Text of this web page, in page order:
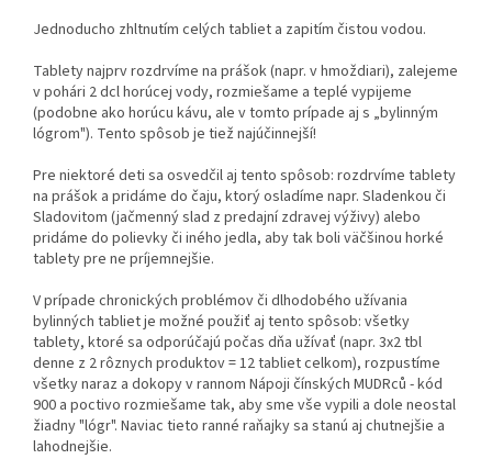
Jednoducho zhltnutím celých tabliet a zapitím čistou vodou.
Tablety najprv rozdrvíme na prášok (napr. v hmoždiari), zalejeme
v pohári 2 dcl horúcej vody, rozmiešame a teplé vypijeme
(podobne ako horúcu kávu, ale v tomto prípade aj s „bylinným
lógrom"). Tento spôsob je tiež najúčinnejší!
Pre niektoré deti sa osvedčil aj tento spôsob: rozdrvíme tablety
na prášok a pridáme do čaju, ktorý osladíme napr. Sladenkou či
Sladovitom (jačmenný slad z predajní zdravej výživy) alebo
pridáme do polievky či iného jedla, aby tak boli väčšinou horké
tablety pre ne príjemnejšie.
V prípade chronických problémov či dlhodobého užívania
bylinných tabliet je možné použiť aj tento spôsob: všetky
tablety, ktoré sa odporúčajú počas dňa užívať (napr. 3x2 tbl
denne z 2 rôznych produktov = 12 tabliet celkom), rozpustíme
všetky naraz a dokopy v rannom Nápoji čínských MUDRců - kód
900 a poctivo rozmiešame tak, aby sme vše vypili a dole neostal
žiadny "lógr". Naviac tieto ranné raňajky sa stanú aj chutnejšie a
lahodnejšie.